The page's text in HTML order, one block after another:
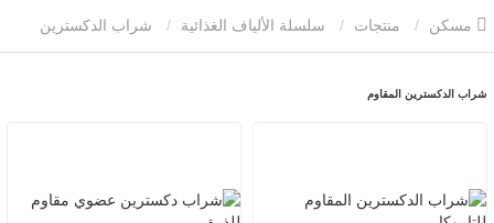
منتجات سلسلة الألياف الغذائية شراب الدكسترين
شراب الدكسترين المقاوم